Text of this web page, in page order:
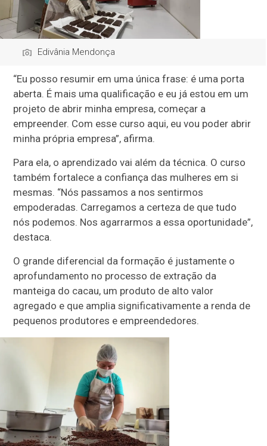
Edivânia Mendonça
“Eu posso resumir em uma única frase: é uma porta
aberta. É mais uma qualificação e eu já estou em um
projeto de abrir minha empresa, começar a
empreender. Com esse curso aqui, eu vou poder abrir
minha própria empresa”, afirma.
Para ela, o aprendizado vai além da técnica. O curso
também fortalece a confiança das mulheres em si
mesmas. “Nós passamos a nos sentirmos
empoderadas. Carregamos a certeza de que tudo
nós podemos. Nos agarrarmos a essa oportunidade”,
destaca.
O grande diferencial da formação é justamente o
aprofundamento no processo de extração da
manteiga do cacau, um produto de alto valor
agregado e que amplia significativamente a renda de
pequenos produtores e empreendedores.